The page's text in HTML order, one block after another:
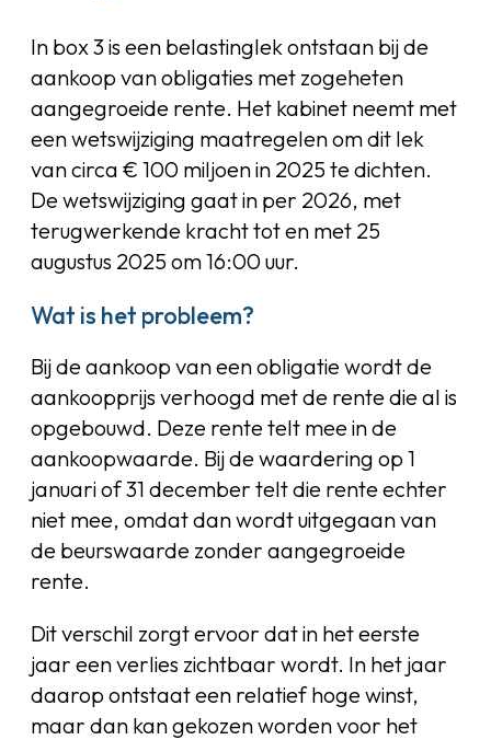
In box 3 is een belastinglek ontstaan bij de
aankoop van obligaties met zogeheten
aangegroeide rente. Het kabinet neemt met
een wetswijziging maatregelen om dit lek
van circa € 100 miljoen in 2025 te dichten.
De wetswijziging gaat in per 2026, met
terugwerkende kracht tot en met 25
augustus 2025 om 16:00 uur.
Wat is het probleem?
Bij de aankoop van een obligatie wordt de
aankoopprijs verhoogd met de rente die al is
opgebouwd. Deze rente telt mee in de
aankoopwaarde. Bij de waardering op 1
januari of 31 december telt die rente echter
niet mee, omdat dan wordt uitgegaan van
de beurswaarde zonder aangegroeide
rente.
Dit verschil zorgt ervoor dat in het eerste
jaar een verlies zichtbaar wordt. In het jaar
daarop ontstaat een relatief hoge winst,
maar dan kan gekozen worden voor het